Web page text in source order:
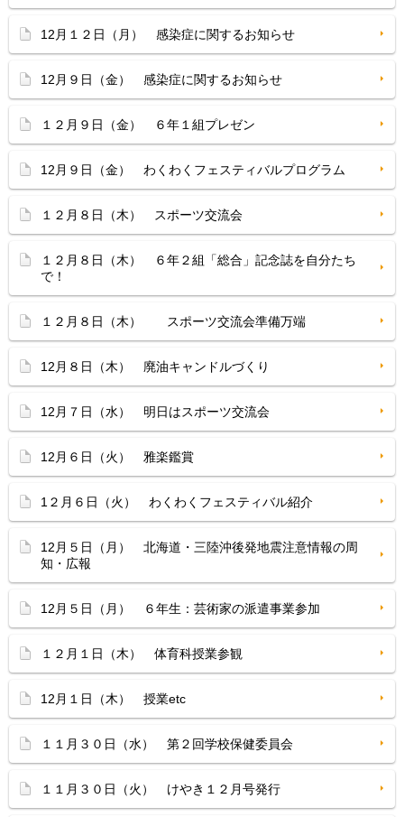
12月１２日（月） 感染症に関するお知らせ
12月９日（金） 感染症に関するお知らせ
１２月９日（金） ６年１組プレゼン
12月９日（金） わくわくフェスティバルプログラム
１２月８日（木） スポーツ交流会
１２月８日（木） ６年２組「総合」記念誌を自分たち
で！
１２月８日（木） スポーツ交流会準備万端
12月８日（木） 廃油キャンドルづくり
12月７日（水） 明日はスポーツ交流会
12月６日（火） 雅楽鑑賞
1２月６日（火） わくわくフェスティバル紹介
12月５日（月） 北海道・三陸沖後発地震注意情報の周
知・広報
12月５日（月） ６年生：芸術家の派遣事業参加
１２月１日（木） 体育科授業参観
12月１日（木） 授業etc
１１月３０日（水） 第２回学校保健委員会
１１月３０日（火） けやき１２月号発行